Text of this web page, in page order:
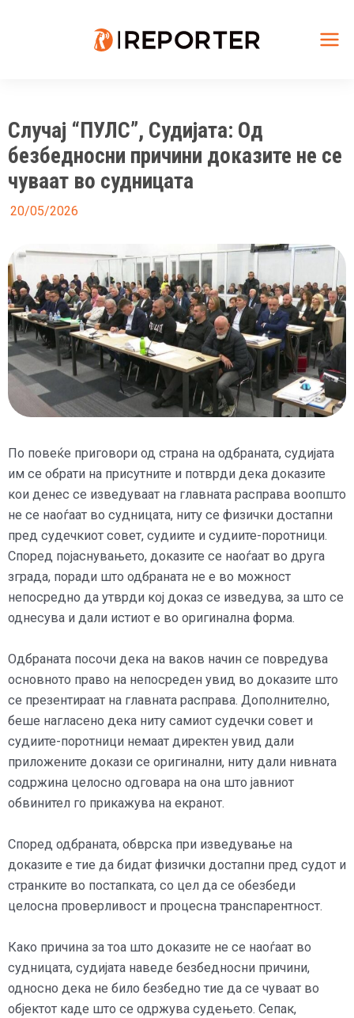
Случај “ПУЛС”, Судијата: Од
безбедносни причини доказите не се
чуваат во судницата
20/05/2026
По повеќе приговори од страна на одбраната, судијата
им се обрати на присутните и потврди дека доказите
кои денес се изведуваат на главната расправа воопшто
не се наоѓаат во судницата, ниту се физички достапни
пред судечкиот совет, судиите и судиите-поротници.
Според појаснувањето, доказите се наоѓаат во друга
зграда, поради што одбраната не е во можност
непосредно да утврди кој доказ се изведува, за што се
однесува и дали истиот е во оригинална форма.
Одбраната посочи дека на ваков начин се повредува
основното право на непосреден увид во доказите што
се презентираат на главната расправа. Дополнително,
беше нагласено дека ниту самиот судечки совет и
судиите-поротници немаат директен увид дали
приложените докази се оригинални, ниту дали нивната
содржина целосно одговара на она што јавниот
обвинител го прикажува на екранот.
Според одбраната, обврска при изведување на
доказите е тие да бидат физички достапни пред судот и
странките во постапката, со цел да се обезбеди
целосна проверливост и процесна транспарентност.
Како причина за тоа што доказите не се наоѓаат во
судницата, судијата наведе безбедносни причини,
односно дека не било безбедно тие да се чуваат во
објектот каде што се одржува судењето. Сепак,